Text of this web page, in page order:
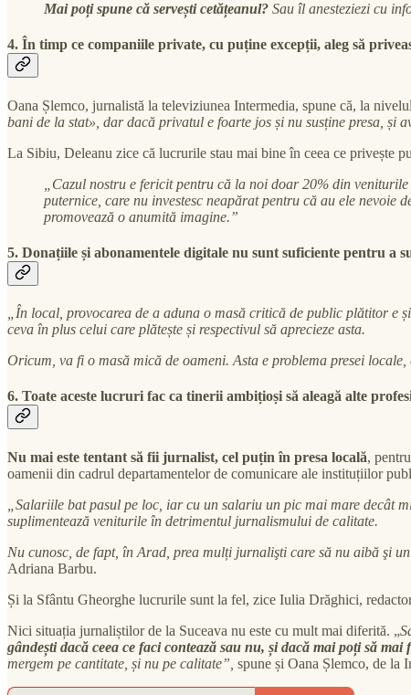
Mai poți spune că servești cetățeanul? Sau îl anesteziezi cu
4. În timp ce companiile private, cu puține excepții, aleg să
Oana Șlemco, jurnalistă la televiziunea Intermedia, spune că, la
bani de la stat», dar dacă privatul e foarte jos și nu susține presa, și
La Sibiu, Deleanu zice că lucrurile stau mai bine în ceea ce privește
„Cazul nostru e fericit pentru că la noi doar 20% din
puternice, care nu investesc neapărat pentru că au ele nevoie
promovează o anumită imagine.”
5. Donațiile și abonamentele digitale nu sunt suficiente pentru a
„În local, provocarea de a aduna o masă critică de public plătitor
ceva în plus celui care plătește și respectivul să aprecieze asta.
Oricum, va fi o masă mică de oameni. Asta e problema presei
6. Toate aceste lucruri fac ca tinerii ambițioși să aleagă alte
Nu mai este tentant să fii jurnalist, cel puțin în presa locală,
oamenii din cadrul departamentelor de comunicare ale instituțiilor
„Salariile bat pasul pe loc, iar cu un salariu un pic mai mare decât
suplimentează veniturile în detrimentul jurnalismului de calitate.
Nu cunosc, de fapt, în Arad, prea mulți jurnalişti care să nu aibă şi
Adriana Barbu.
Și la Sfântu Gheorghe lucrurile sunt la fel, zice Iulia Drăghici,
Nici situația jurnaliștilor de la Suceava nu este cu mult mai diferită. „
gândești dacă ceea ce faci contează sau nu, și dacă mai poți să mai
mergem pe cantitate, și nu pe calitate”, spune și Oana Șlemco, de la